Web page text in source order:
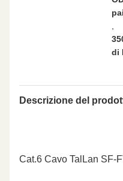
di
Descrizione del
Cat.6 Cavo TalLan SF-